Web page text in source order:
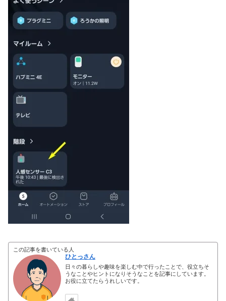
この記事を書いている人
ひとっさん
日々の暮らしや趣味を楽しむ中で行ったことで、役立ちそ
うなことやヒントになりそうなことを記事にしています。
お役に立てたらうれしいです。